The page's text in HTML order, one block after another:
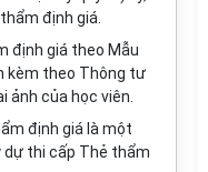
định giá.
định giá theo Mẫu
kèm theo Thông tư
ảnh của học viên.
định giá là một
dự thi cấp Thẻ thẩm